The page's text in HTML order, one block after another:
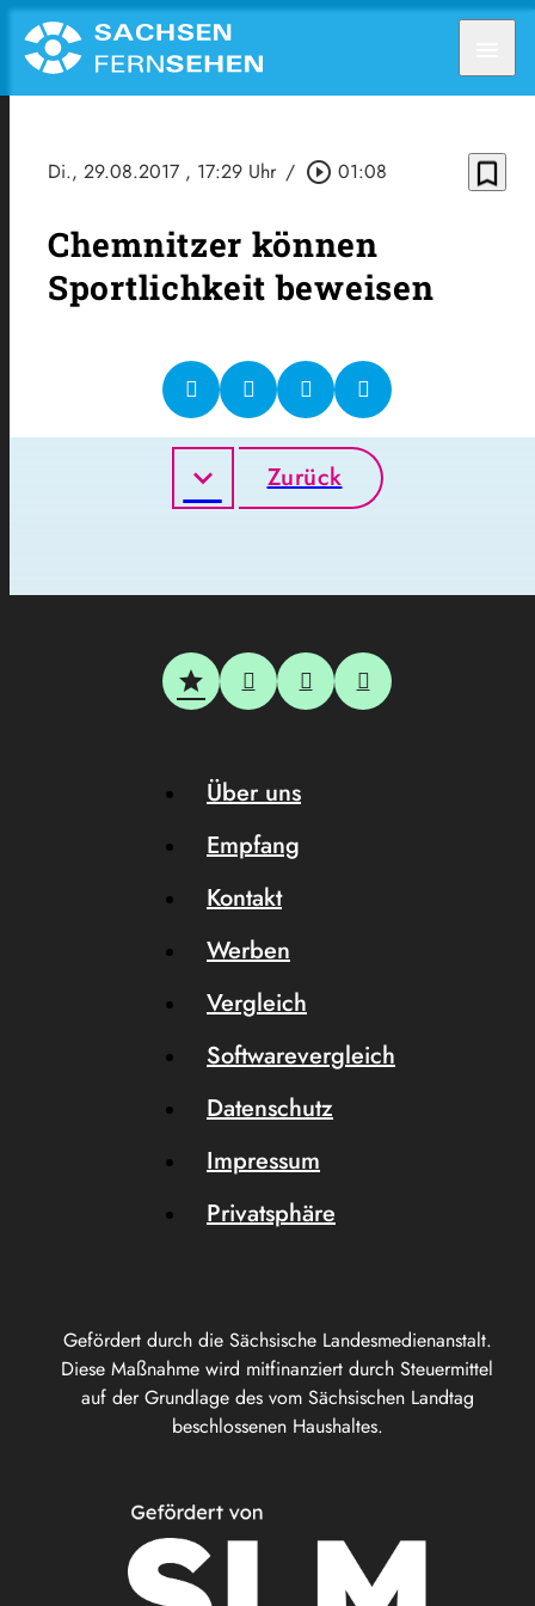
Di., 29.08.2017 , 17:29 Uhr / play_circle_outline 01:08 bookmark_border
Chemnitzer können
Sportlichkeit beweisen
Zurück
Gefördert durch die Sächsische Landesmedienanstalt.
Diese Maßnahme wird mitfinanziert durch Steuermittel
auf der Grundlage des vom Sächsischen Landtag
beschlossenen Haushaltes.
Über uns
Empfang
Kontakt
Werben
Vergleich
Softwarevergleich
Datenschutz
Impressum
Privatsphäre